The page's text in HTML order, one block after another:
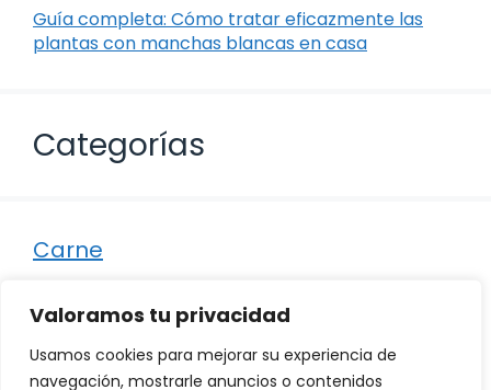
Valoramos tu privacidad
Usamos cookies para mejorar su experiencia de
navegación, mostrarle anuncios o contenidos
Guía completa: Cómo tratar eficazmente las
plantas con manchas blancas en casa
Categorías
Carne
Otro